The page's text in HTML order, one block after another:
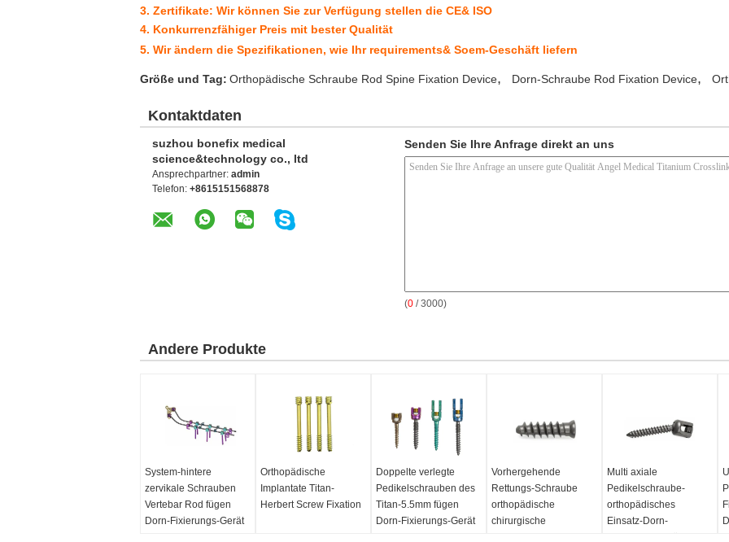
3. Zertifikate: Wir können Sie zur Verfügung stellen die CE& ISO
4. Konkurrenzfähiger Preis mit bester Qualität
5. Wirändern die Spezifikationen, wie Ihr requirements& Soem-Geschäft liefern
Größe und Tag: Orthopädische Schraube Rod Spine Fixation Device, Dorn-Schraube Rod Fixation Device,
Kontaktdaten
suzhou bonefix medical
science&technology co., ltd
Ansprechpartner: admin
Telefon: +8615151568878
Senden Sie Ihre Anfrage direkt an uns
(0 / 3000)
Andere Produkte
System-hintere
zervikale Schrauben
Vertebar Rod fügen
Dorn-Fixierungs-Gerät
Orthopädische
Implantate Titan-
Herbert Screw Fixation
Doppelte verlegte
Pedikelschrauben des
Titan-5.5mm fügen
Dorn-Fixierungs-Gerät
Vorhergehende
Rettungs-Schraube
orthopädische
chirurgische
Multi axiale
Pedikelschraube-
orthopädisches
Einsatz-Dorn-